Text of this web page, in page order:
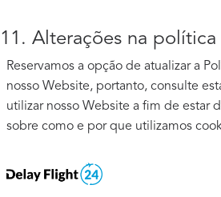
11. Alterações na
Reservamos a opção de atualizar a
nosso Website, portanto, consulte
utilizar nosso Website a fim de estar
sobre como e por que utilizamos